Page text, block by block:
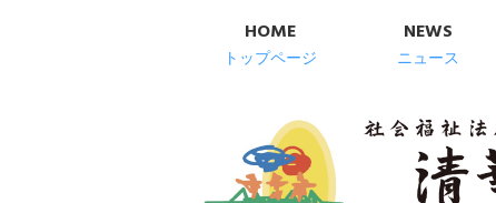
HOME
トップページ
NEWS
ニュース